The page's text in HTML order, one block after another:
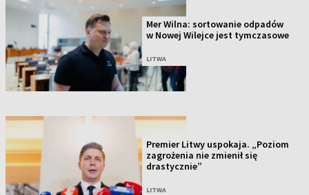
Mer Wilna: sortowanie odpadów
w Nowej Wilejce jest tymczasowe
LITWA
Premier Litwy uspokaja. „Poziom
zagrożenia nie zmienił się
drastycznie”
LITWA